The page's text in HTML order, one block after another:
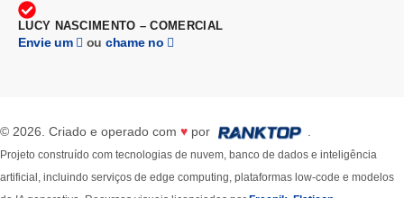
LUCY NASCIMENTO – COMERCIAL
Envie um ou chame no
© 2026. Criado e operado com ♥ por
Projeto construído com tecnologias de nuvem, banco de dados e inteligência
artificial, incluindo serviços de edge computing, plataformas low-code e modelos